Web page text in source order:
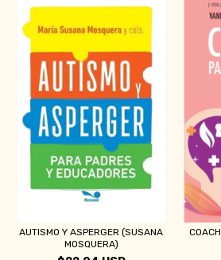
AUTISMO Y ASPERGER (SUSANA
MOSQUERA)